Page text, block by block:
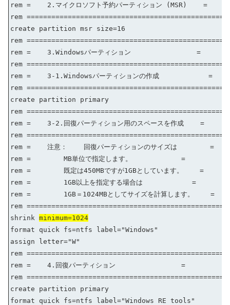
rem = 2.マイクロソフト予約パーティション (MSR) =
rem
create partition msr size=16
rem
rem = 3.Windowsパーティション =
rem
rem = 3-1.Windowsパーティションの作成 =
rem
create partition primary
rem
rem = 3-2.回復パーティション用のスペースを作成 =
rem
rem = 注意： 回復パーティションのサイズは =
rem = MB単位で指定します。 =
rem = 既定は450MBですが1GBとしています。 =
rem = 1GB以上を指定する場合は =
rem = 1GB＝1024MBとしてサイズを計算します。 =
rem
shrink minimum=1024
format quick fs=ntfs label="Windows"
assign letter="W"
rem
rem = 4.回復パーティション =
rem
create partition primary
format quick fs=ntfs label="Windows RE tools"